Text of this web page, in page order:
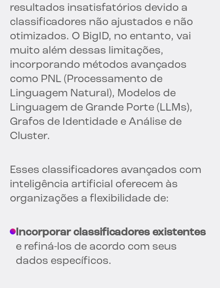
resultados insatisfatórios devido a
classificadores não ajustados e não
otimizados. O BigID, no entanto, vai
muito além dessas limitações,
incorporando métodos avançados
como PNL (Processamento de
Linguagem Natural), Modelos de
Linguagem de Grande Porte (LLMs),
Grafos de Identidade e Análise de
Cluster.
Esses classificadores avançados com
inteligência artificial oferecem às
organizações a flexibilidade de:
Incorporar classificadores existentes
e refiná-los de acordo com seus
dados específicos.